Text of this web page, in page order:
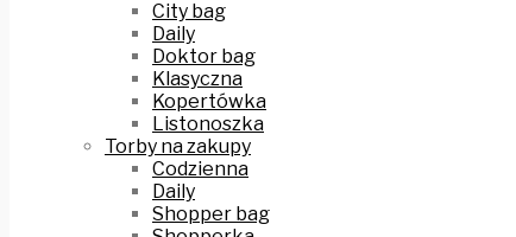
City bag
Daily
Doktor bag
Klasyczna
Kopertówka
Listonoszka
Torby na zakupy
Codzienna
Daily
Shopper bag